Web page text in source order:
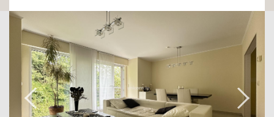
un hall d'entrée avec débarras desservant la
pièce-à-vivre, la cuisine ainsi que l'espace
nuit.
Le living se compose d'un salon et d'une
salle-à-manger illuminés par des grandes
vitres donnant accès à un balcon. La cuisine
fermée entièrement équipée dispose